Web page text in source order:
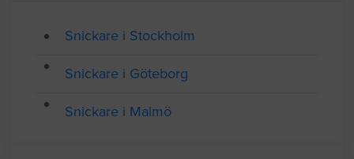
Snickare i Stockholm
Snickare i Göteborg
Snickare i Malmö